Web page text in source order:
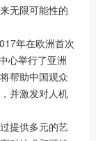
无限可能性的
年在欧洲首次
心举行了亚洲
帮助中国观众
并激发对人机
提供多元的艺